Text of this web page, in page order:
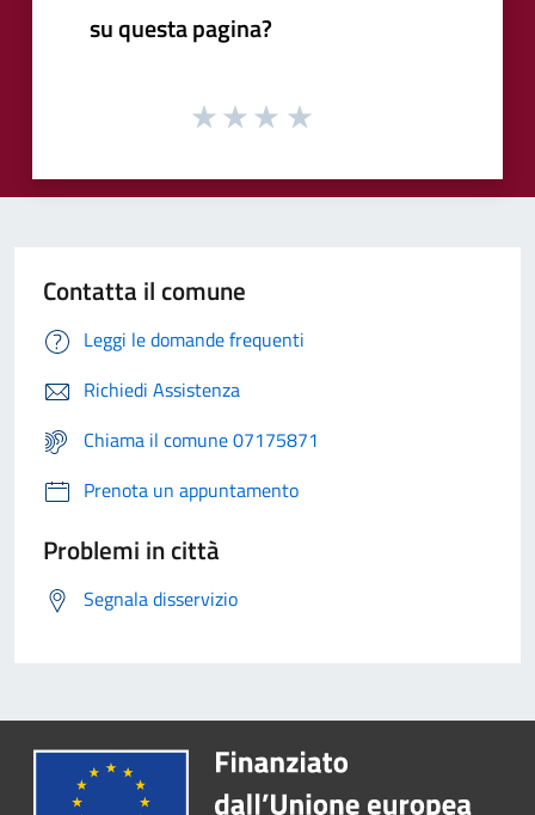
su questa pagina?
Contatta il comune
Leggi le domande frequenti
Richiedi Assistenza
Chiama il comune 07175871
Prenota un appuntamento
Problemi in città
Segnala disservizio